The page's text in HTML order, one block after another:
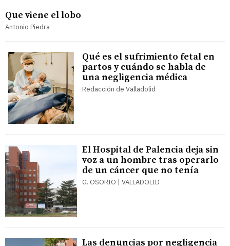
Que viene el lobo
Antonio Piedra
Qué es el sufrimiento fetal en
partos y cuándo se habla de
una negligencia médica
Redacción de Valladolid
El Hospital de Palencia deja sin
voz a un hombre tras operarlo
de un cáncer que no tenía
G. OSORIO | VALLADOLID
Las denuncias por negligencia